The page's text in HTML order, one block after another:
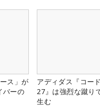
ス」が
バーの
アディダス『コー
27』は強烈な蹴り
生む